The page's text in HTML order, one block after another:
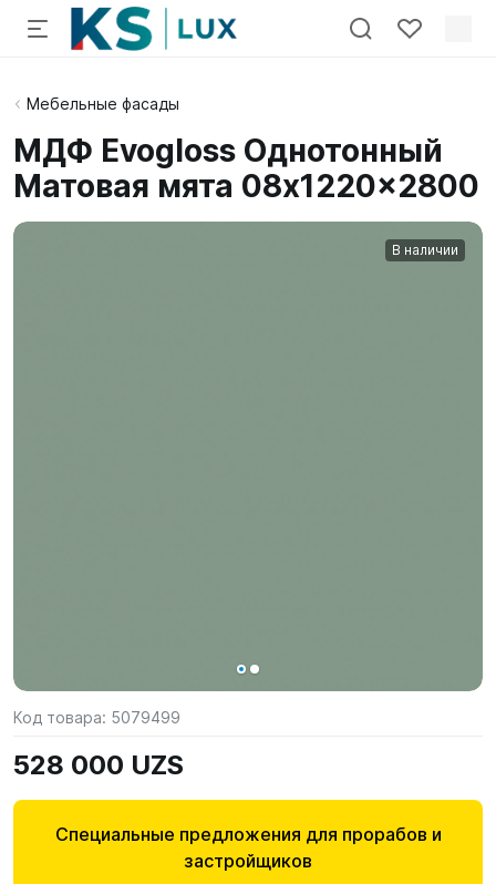
Мебельные фасады
МДФ Evogloss Однотонный
Матовая мята 08x1220x2800
В наличии
Код товара: 5079499
528 000 UZS
Специальные предложения для прорабов и
застройщиков